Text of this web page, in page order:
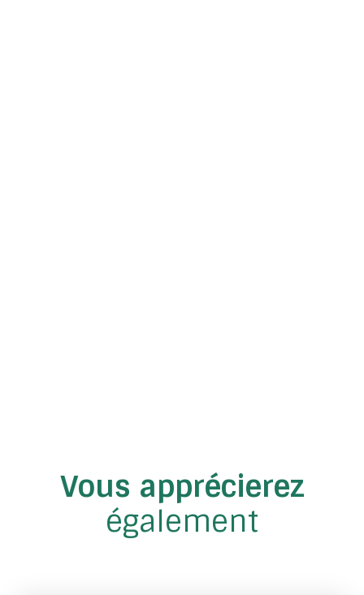
Vous apprécierez
également